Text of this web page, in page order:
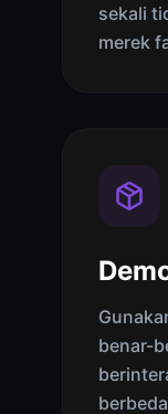
sekali
merek
benar-